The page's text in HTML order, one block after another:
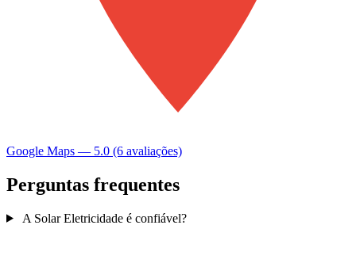
Google Maps — 5.0 (6 avaliações)
Perguntas frequentes
A Solar Eletricidade é confiável?